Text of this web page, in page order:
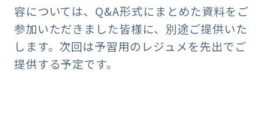
容については、Q&A形式にまとめた資料をご
参加いただきました皆様に、別途ご提供いた
します。次回は予習用のレジュメを先出でご
提供する予定です。